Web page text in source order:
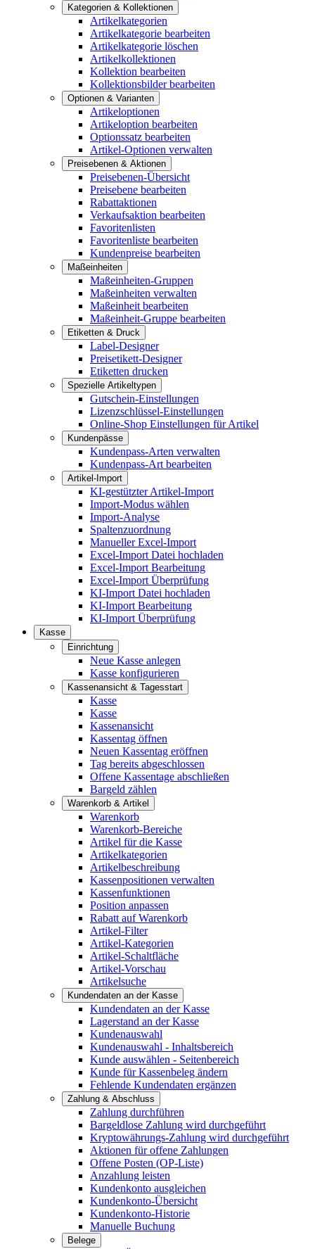
Kategorien & Kollektionen
Artikelkategorien
Artikelkategorie bearbeiten
Artikelkategorie löschen
Artikelkollektionen
Kollektion bearbeiten
Kollektionsbilder bearbeiten
Optionen & Varianten
Artikeloptionen
Artikeloption bearbeiten
Optionssatz bearbeiten
Artikel-Optionen verwalten
Preisebenen & Aktionen
Preisebenen-Übersicht
Preisebene bearbeiten
Rabattaktionen
Verkaufsaktion bearbeiten
Favoritenlisten
Favoritenliste bearbeiten
Kundenpreise bearbeiten
Maßeinheiten
Maßeinheiten-Gruppen
Maßeinheiten verwalten
Maßeinheit bearbeiten
Maßeinheit-Gruppe bearbeiten
Etiketten & Druck
Label-Designer
Preisetikett-Designer
Etiketten drucken
Spezielle Artikeltypen
Gutschein-Einstellungen
Lizenzschlüssel-Einstellungen
Online-Shop Einstellungen für Artikel
Kundenpässe
Kundenpass-Arten verwalten
Kundenpass-Art bearbeiten
Artikel-Import
KI-gestützter Artikel-Import
Import-Modus wählen
Import-Analyse
Spaltenzuordnung
Manueller Excel-Import
Excel-Import Datei hochladen
Excel-Import Bearbeitung
Excel-Import Überprüfung
KI-Import Datei hochladen
KI-Import Bearbeitung
KI-Import Überprüfung
Kasse
Einrichtung
Neue Kasse anlegen
Kasse konfigurieren
Kassenansicht & Tagesstart
Kasse
Kasse
Kassenansicht
Kassentag öffnen
Neuen Kassentag eröffnen
Tag bereits abgeschlossen
Offene Kassentage abschließen
Bargeld zählen
Warenkorb & Artikel
Warenkorb
Warenkorb-Bereiche
Artikel für die Kasse
Artikelkategorien
Artikelbeschreibung
Kassenpositionen verwalten
Kassenfunktionen
Position anpassen
Rabatt auf Warenkorb
Artikel-Filter
Artikel-Kategorien
Artikel-Schaltfläche
Artikel-Vorschau
Artikelsuche
Kundendaten an der Kasse
Kundendaten an der Kasse
Lagerstand an der Kasse
Kundenauswahl
Kundenauswahl - Inhaltsbereich
Kunde auswählen - Seitenbereich
Kunde für Kassenbeleg ändern
Fehlende Kundendaten ergänzen
Zahlung & Abschluss
Zahlung durchführen
Bargeldlose Zahlung wird durchgeführt
Kryptowährungs-Zahlung wird durchgeführt
Aktionen für offene Zahlungen
Offene Posten (OP-Liste)
Anzahlung leisten
Kundenkonto ausgleichen
Kundenkonto-Übersicht
Kundenkonto-Historie
Manuelle Buchung
Belege